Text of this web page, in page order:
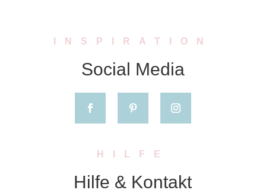
INSPIRATION
Social Media
HILFE
Hilfe & Kontakt